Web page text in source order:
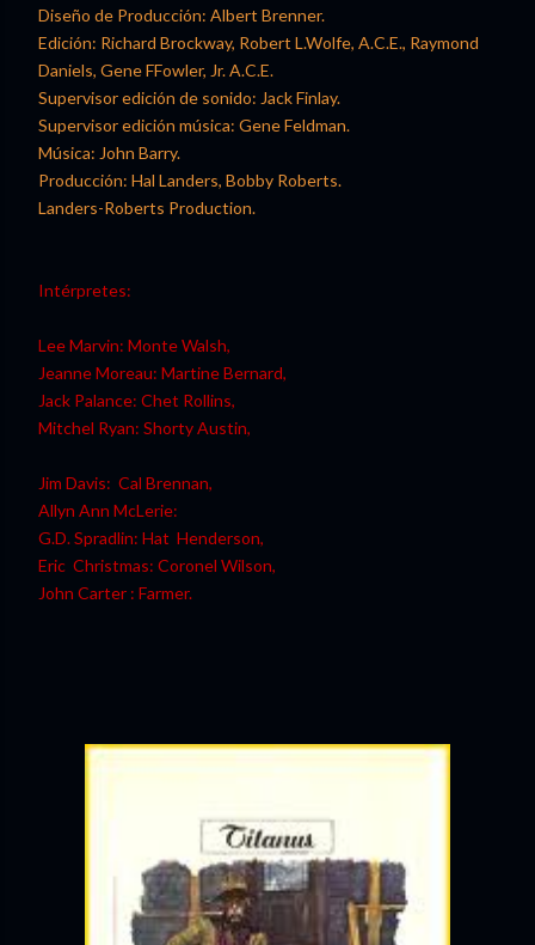
Diseño de Producción: Albert Brenner.
Edición: Richard Brockway, Robert L.Wolfe, A.C.E., Raymond
Daniels, Gene FFowler, Jr. A.C.E.
Supervisor edición de sonido: Jack Finlay.
Supervisor edición música: Gene Feldman.
Música: John Barry.
Producción: Hal Landers, Bobby Roberts.
Landers-Roberts Production.
Intérpretes:
Lee Marvin: Monte Walsh,
Jeanne Moreau: Martine Bernard,
Jack Palance: Chet Rollins,
Mitchel Ryan: Shorty Austin,
Jim Davis: Cal Brennan,
Allyn Ann McLerie:
G.D. Spradlin: Hat Henderson,
Eric Christmas: Coronel Wilson,
John Carter : Farmer.